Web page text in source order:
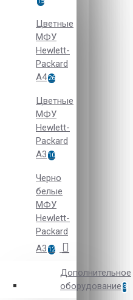
Цветные
МФУ
Hewlett-
Packard
A426
Цветные
МФУ
Hewlett-
Packard
А3 10
Черно
белые
МФУ
Hewlett-
Packard
А3 12
Дополнительное
оборудование 3